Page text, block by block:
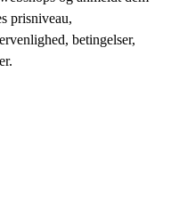
prisniveau,
betingelser,